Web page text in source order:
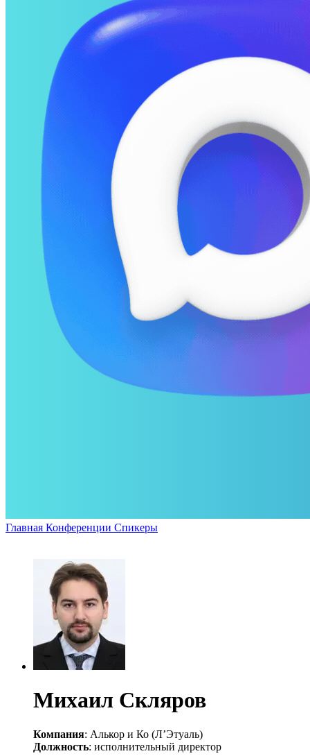
Главная Конференции Спикеры
Михаил Скляров
Компания: Алькор и Ко (Л’Этуаль)
Должность: исполнительный директор